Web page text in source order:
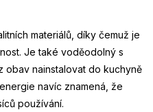
materiálů, díky čemuž je
Je také voděodolný s
obav nainstalovat do kuchyně
navíc znamená, že
používání.